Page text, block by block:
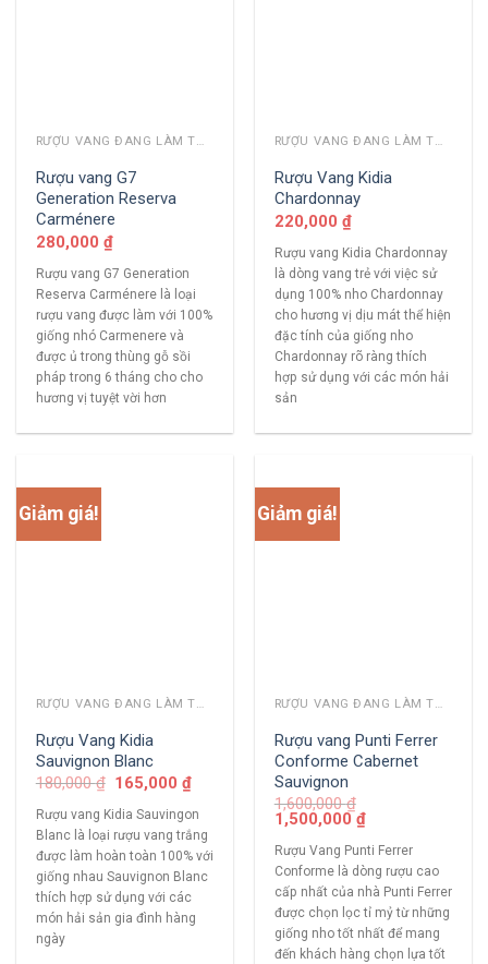
RƯỢU VANG ĐANG LÀM THỊ TRƯỜNG
Rượu vang G7
Generation Reserva
Carménere
280,000 ₫
Rượu vang G7 Generation
Reserva Carménere là loại
rượu vang được làm với 100%
giống nhó Carmenere và
được ủ trong thùng gỗ sồi
pháp trong 6 tháng cho cho
hương vị tuyệt vời hơn
RƯỢU VANG ĐANG LÀM THỊ TRƯỜNG
Rượu Vang Kidia
Chardonnay
220,000 ₫
Rượu vang Kidia Chardonnay
là dòng vang trẻ với việc sử
dụng 100% nho Chardonnay
cho hương vị dịu mát thể hiện
đặc tính của giống nho
Chardonnay rõ ràng thích
hợp sử dụng với các món hải
sản
Giảm giá!
RƯỢU VANG ĐANG LÀM THỊ TRƯỜNG
Rượu Vang Kidia
Sauvignon Blanc
180,000₫ 165,000₫
Rượu vang Kidia Sauvingon
Blanc là loại rượu vang trắng
được làm hoàn toàn 100% với
giống nhau Sauvignon Blanc
thích hợp sử dụng với các
món hải sản gia đình hàng
ngày
Giảm giá!
RƯỢU VANG ĐANG LÀM THỊ TRƯỜNG
Rượu vang Punti Ferrer
Conforme Cabernet
Sauvignon
1,600,000₫
1,500,000₫
Rượu Vang Punti Ferrer
Conforme là dòng rượu cao
cấp nhất của nhà Punti Ferrer
được chọn lọc tỉ mỷ từ những
giống nho tốt nhất để mang
đến khách hàng chọn lựa tốt